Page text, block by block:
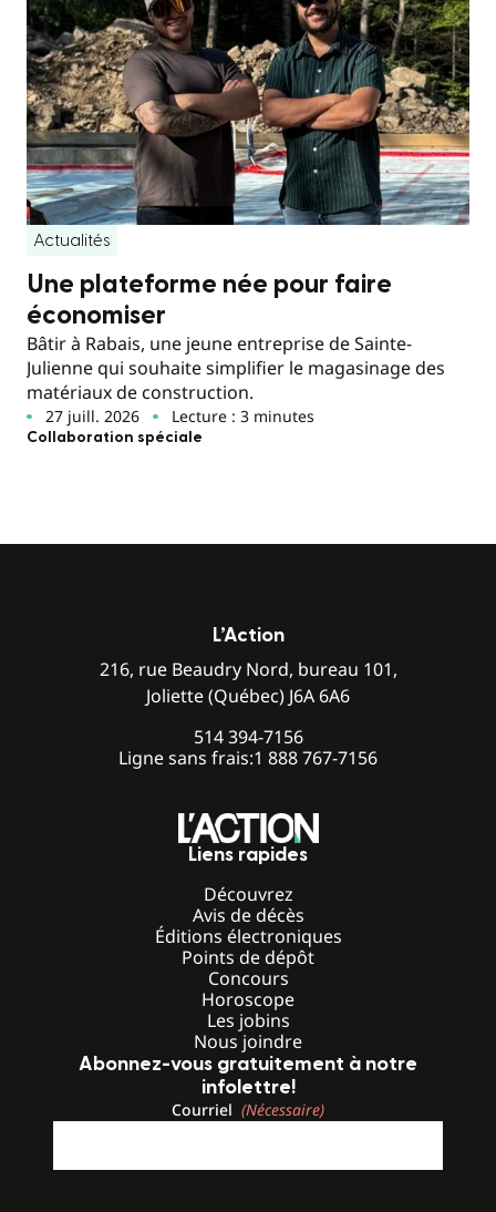
Actualités
Une plateforme née pour faire
économiser
Bâtir à Rabais, une jeune entreprise de Sainte-
Julienne qui souhaite simplifier le magasinage des
matériaux de construction.
27 juill. 2026 Lecture : 3 minutes
Collaboration spéciale
L’Action
216, rue Beaudry Nord, bureau 101,
Joliette (Québec) J6A 6A6
514 394-7156
Ligne sans frais:1 888 767-7156
Liens rapides
Découvrez
Avis de décès
Éditions électroniques
Points de dépôt
Concours
Horoscope
Les jobins
Nous joindre
Abonnez-vous gratuitement à notre
infolettre!
Courriel (Nécessaire)